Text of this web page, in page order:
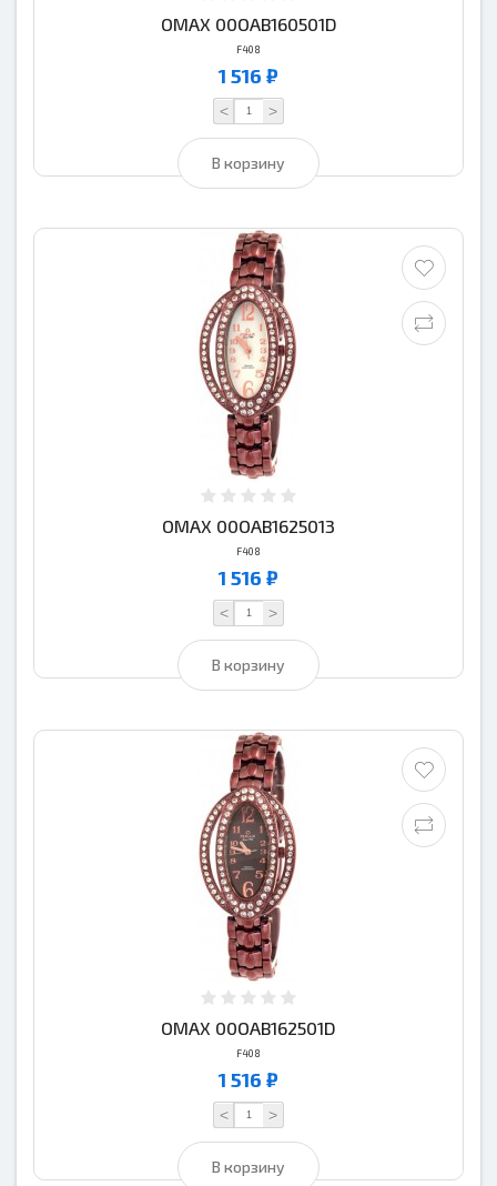
OMAX 00OAB160501D
F408
1 516 ₽
< >
В корзину
OMAX 00OAB1625013
F408
1 516 ₽
< >
В корзину
OMAX 00OAB162501D
F408
1 516 ₽
< >
В корзину